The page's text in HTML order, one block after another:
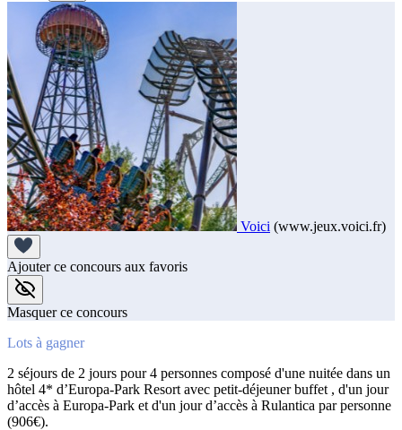
Voici (www.jeux.voici.fr)
Ajouter ce concours aux favoris
Masquer ce concours
Lots à gagner
2 séjours de 2 jours pour 4 personnes composé d'une nuitée dans un
hôtel 4* d’Europa-Park Resort avec petit-déjeuner buffet , d'un jour
d’accès à Europa-Park et d'un jour d’accès à Rulantica par personne
(906€).